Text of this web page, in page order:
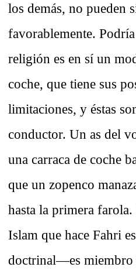
los demás, no pueden
favorablemente.
religión es en sí un
coche, que tiene sus
limitaciones, y éstas
conductor. Un as del
una carraca de coche
que un zopenco
hasta la primera
Islam que hace Fahri
doctrinal—es miembro